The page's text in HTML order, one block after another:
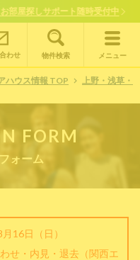
しサポート随時受付中
わせ 物件検索 メニュー
ハウス情報 TOP
上野・浅草・
FORM
ォーム
16日（日）
せ・内見・退去（関西エ